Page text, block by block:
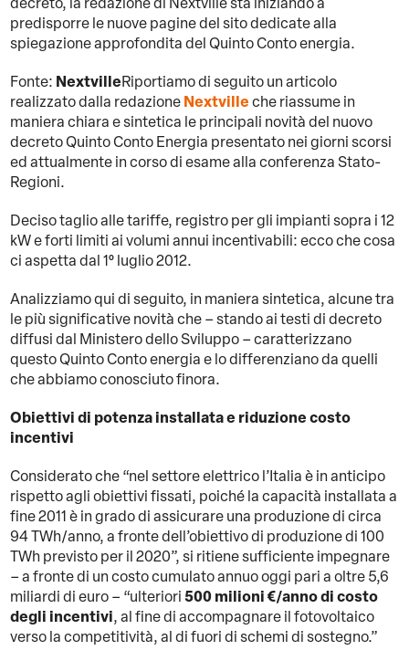
predisporre le nuove pagine del sito dedicate alla
spiegazione approfondita del Quinto Conto energia.
Fonte: NextvilleRiportiamo di seguito un articolo
realizzato dalla redazioneNextvilleche riassume in
maniera chiara e sintetica le principali novità del nuovo
decreto Quinto Conto Energia presentato nei giorni scorsi
ed attualmente in corso di esame alla conferenza Stato-
Regioni.
Deciso taglio alle tariffe, registro per gli impianti sopra i 12
kW e forti limiti ai volumi annui incentivabili: ecco che cosa
ci aspetta dal 1° luglio 2012.
Analizziamo qui di seguito, in maniera sintetica, alcune tra
le più significative novità che – stando ai testi di decreto
diffusi dal Ministero dello Sviluppo – caratterizzano
questo Quinto Conto energia e lo differenziano da quelli
che abbiamo conosciuto finora.
Obiettivi di potenza installata e riduzione costo
incentivi
Considerato che “nel settore elettrico l’Italia è in anticipo
rispetto agli obiettivi fissati, poiché la capacità installata a
fine 2011 è in grado di assicurare una produzione di circa
94 TWh/anno, a fronte dell’obiettivo di produzione di 100
TWh previsto per il 2020”, si ritiene sufficiente impegnare
– a fronte di un costo cumulato annuo oggi pari a oltre 5,6
miliardi di euro – “ulteriori500 milioni €/anno di costo
degli incentivi, al fine di accompagnare il fotovoltaico
verso la competitività, al di fuori di schemi di sostegno.”